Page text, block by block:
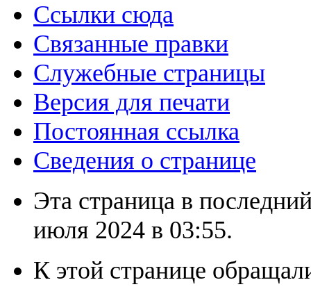
Ссылки сюда
Связанные правки
Служебные страницы
Версия для печати
Постоянная ссылка
Сведения о странице
Эта страница в
июля 2024 в 03:55.
К этой странице